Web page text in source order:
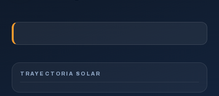
TRAYECTORIA SOLAR